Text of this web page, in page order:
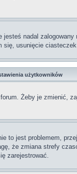
nadal
się, usunięcie
użytkowników
Żeby je zmienić,
jest problemem,
że zmiana strefy
zarejestrować.